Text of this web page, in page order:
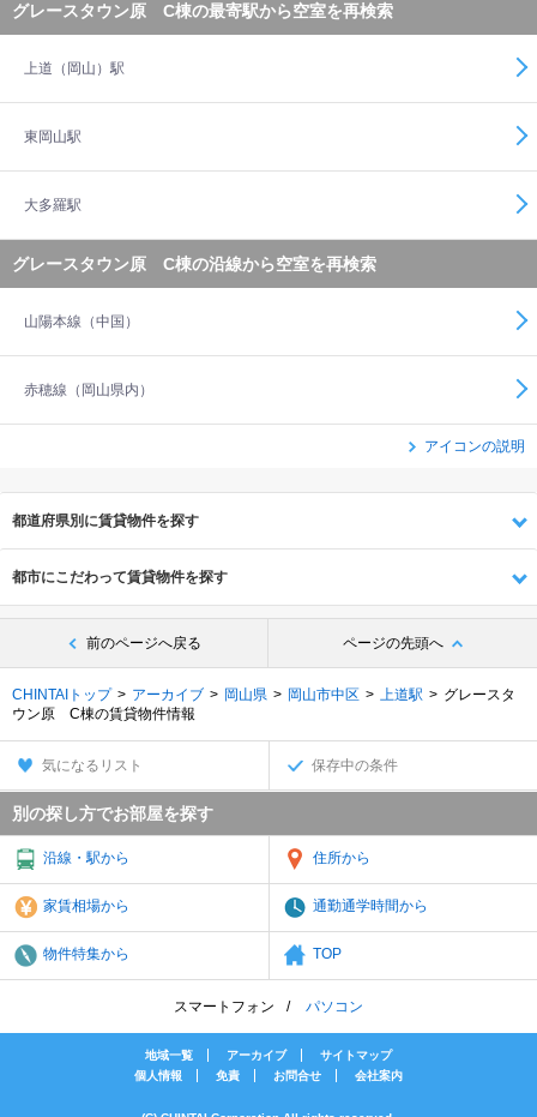
グレースタウン原 C棟の最寄駅から空室を再検索
上道（岡山）駅
東岡山駅
大多羅駅
グレースタウン原 C棟の沿線から空室を再検索
山陽本線（中国）
赤穂線（岡山県内）
アイコンの説明
都道府県別に賃貸物件を探す
都市にこだわって賃貸物件を探す
前のページへ戻る ページの先頭へ
CHINTAIトップ アーカイブ 岡山県 岡山市中区 上道駅
グレースタ
ウン原 C棟の賃貸物件情報
気になるリスト 保存中の条件
別の探し方でお部屋を探す
沿線・駅から 住所から
家賃相場から 通勤通学時間から
物件特集から TOP
スマートフォン パソコン
地域一覧 アーカイブ
サイトマップ
個人情報
免責 お問合せ 会社案内